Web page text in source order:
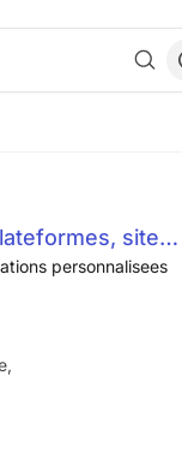
sites
personnalisees